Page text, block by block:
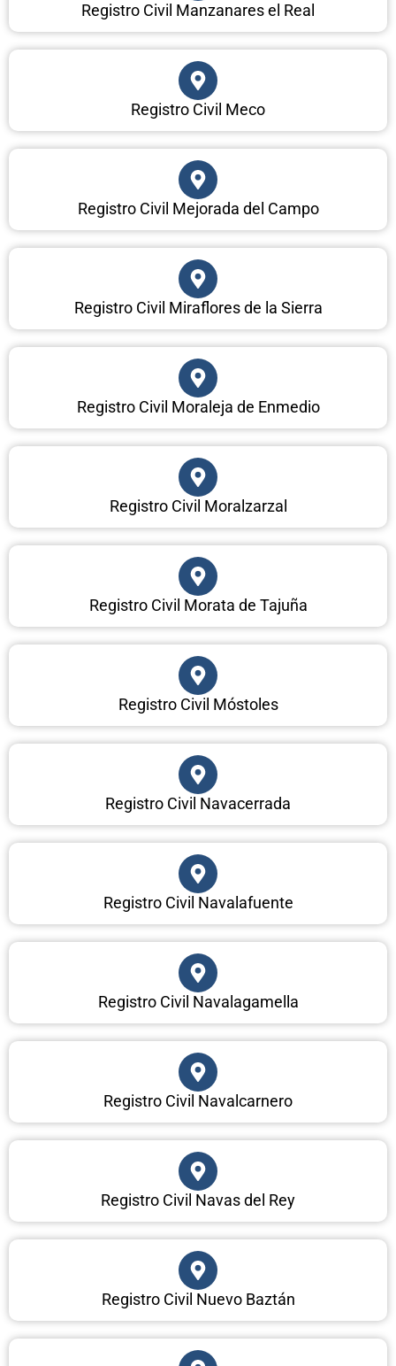
Registro Civil Manzanares el Real
Registro Civil Meco
Registro Civil Mejorada del Campo
Registro Civil Miraflores de la Sierra
Registro Civil Moraleja de Enmedio
Registro Civil Moralzarzal
Registro Civil Morata de Tajuña
Registro Civil Móstoles
Registro Civil Navacerrada
Registro Civil Navalafuente
Registro Civil Navalagamella
Registro Civil Navalcarnero
Registro Civil Navas del Rey
Registro Civil Nuevo Baztán